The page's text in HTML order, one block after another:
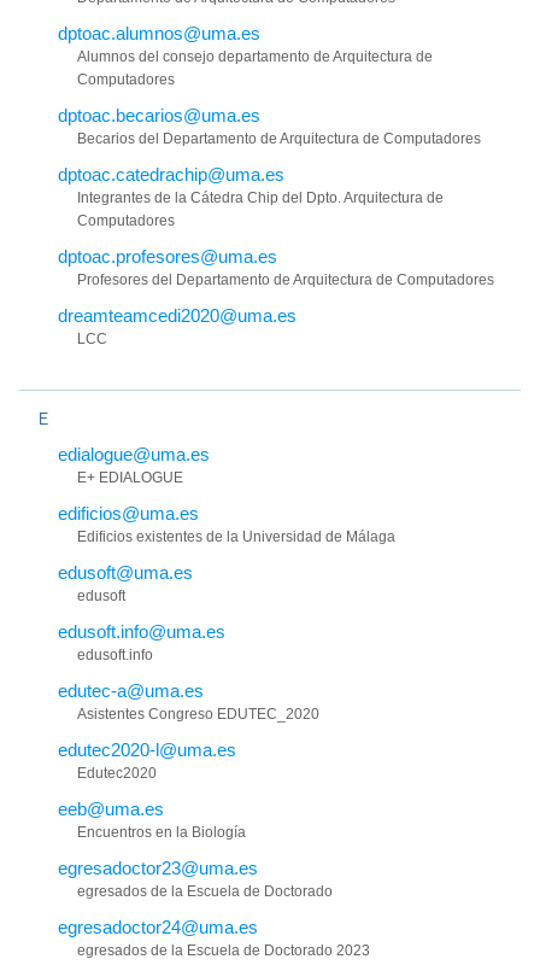
dptoac.alumnos@uma.es
Alumnos del consejo departamento de Arquitectura de
Computadores
dptoac.becarios@uma.es
Becarios del Departamento de Arquitectura de Computadores
dptoac.catedrachip@uma.es
Integrantes de la Cátedra Chip del Dpto. Arquitectura de
Computadores
dptoac.profesores@uma.es
Profesores del Departamento de Arquitectura de Computadores
dreamteamcedi2020@uma.es
LCC
E
edialogue@uma.es
E+ EDIALOGUE
edificios@uma.es
Edificios existentes de la Universidad de Málaga
edusoft@uma.es
edusoft
edusoft.info@uma.es
edusoft.info
edutec-a@uma.es
Asistentes Congreso EDUTEC_2020
edutec2020-l@uma.es
Edutec2020
eeb@uma.es
Encuentros en la Biología
egresadoctor23@uma.es
egresados de la Escuela de Doctorado
egresadoctor24@uma.es
egresados de la Escuela de Doctorado 2023